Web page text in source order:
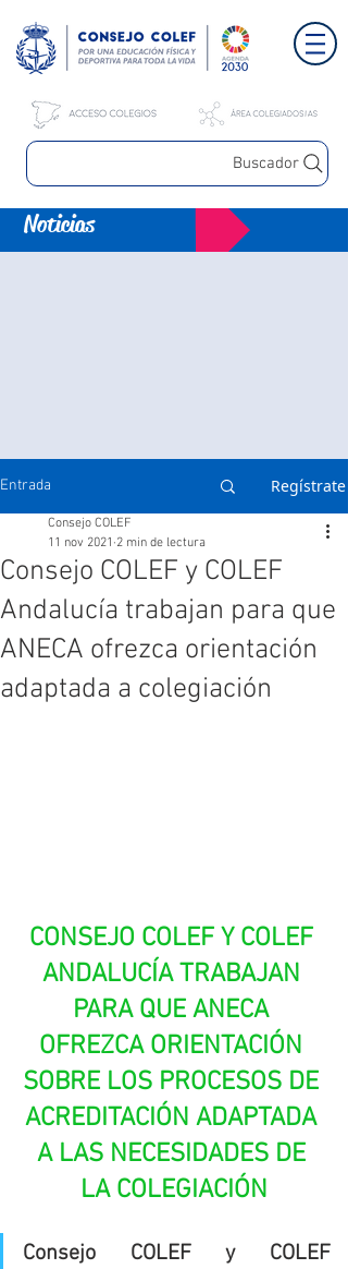
Buscador
Noticias
Entrada Regístrate
Consejo COLEF y COLEF
Andalucía trabajan para que
ANECA ofrezca orientación
adaptada a colegiación
Consejo COLEF
11 nov 2021 2 min de lectura
CONSEJO COLEF Y COLEF
ANDALUCÍA TRABAJAN
PARA QUE ANECA
OFREZCA ORIENTACIÓN
SOBRE LOS PROCESOS DE
ACREDITACIÓN ADAPTADA
A LAS NECESIDADES DE
LA COLEGIACIÓN
Consejo COLEF y COLEF